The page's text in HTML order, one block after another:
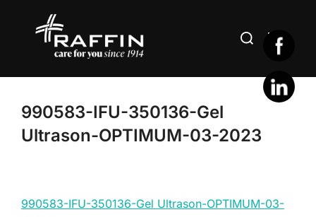
Rechercher :
990583-IFU-350136-Gel
Ultrason-OPTIMUM-03-2023
990583-IFU-350136-Gel Ultrason-OPTIMUM-03-